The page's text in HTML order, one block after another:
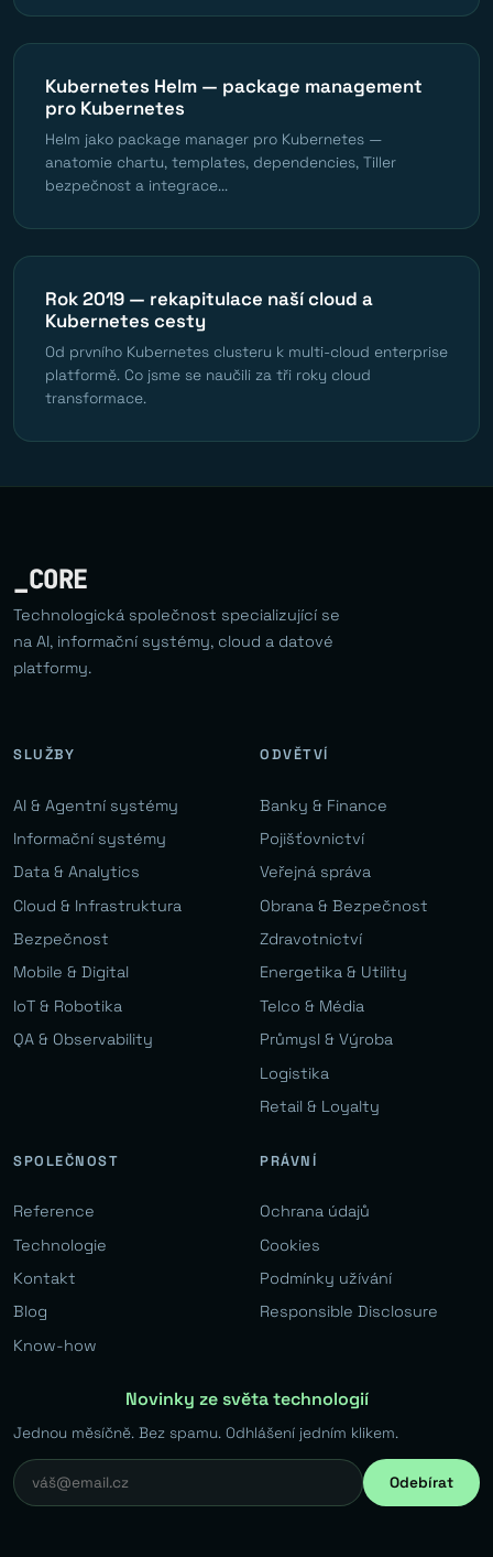
Kubernetes Helm — package management
pro Kubernetes
Helm jako package manager pro Kubernetes —
anatomie chartu, templates, dependencies, Tiller
bezpečnost a integrace...
Rok 2019 — rekapitulace naší cloud a
Kubernetes cesty
Od prvního Kubernetes clusteru k multi-cloud enterprise
platformě. Co jsme se naučili za tři roky cloud
transformace.
_CORE
Technologická společnost specializující se
na AI, informační systémy, cloud a datové
platformy.
SLUŽBY
AI & Agentní systémy
Informační systémy
Data & Analytics
Cloud & Infrastruktura
Bezpečnost
Mobile & Digital
IoT & Robotika
QA & Observability
ODVĚTVÍ
Banky & Finance
Pojišťovnictví
Veřejná správa
Obrana & Bezpečnost
Zdravotnictví
Energetika & Utility
Telco & Média
Průmysl & Výroba
Logistika
Retail & Loyalty
SPOLEČNOST
Reference
Technologie
Kontakt
Blog
Know-how
PRÁVNÍ
Ochrana údajů
Cookies
Podmínky užívání
Responsible Disclosure
Novinky ze světa technologií
Jednou měsíčně. Bez spamu. Odhlášení jedním klikem.
Odebírat